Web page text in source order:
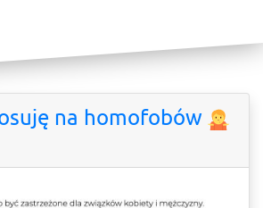
na homofobów